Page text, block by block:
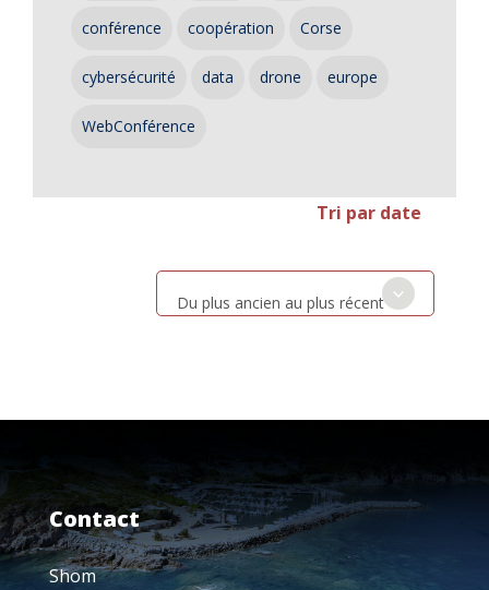
conférence coopération Corse
cybersécurité data drone europe
WebConférence
Tri par date
Du plus ancien au plus récent
Contact
Shom